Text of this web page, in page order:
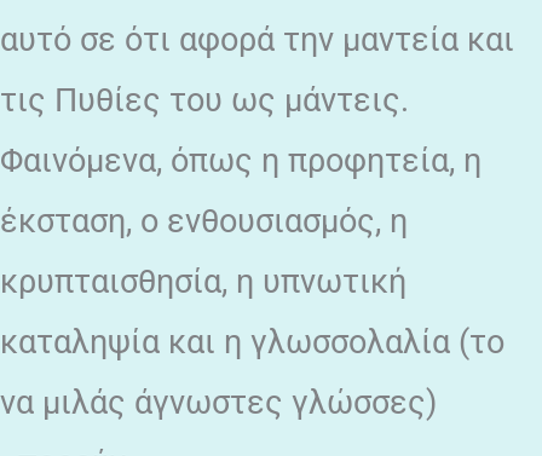
αυτό σε ότι αφορά την μαντεία και
τις Πυθίες του ως μάντεις.
Φαινόμενα, όπως η προφητεία, η
έκσταση, ο ενθουσιασμός, η
κρυπταισθησία, η υπνωτική
καταληψία και η γλωσσολαλία (το
να μιλάς άγνωστες γλώσσες)